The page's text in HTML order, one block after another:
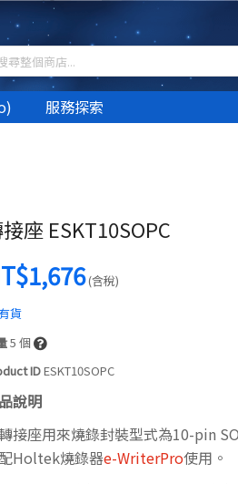
服務探索
座 ESKT10SOPC
(含稅)
貨
5 個
IDESKT10SOPC
說明
接座用來燒錄封裝型式為10-pin
Holtek燒錄器e-WriterPro使用。